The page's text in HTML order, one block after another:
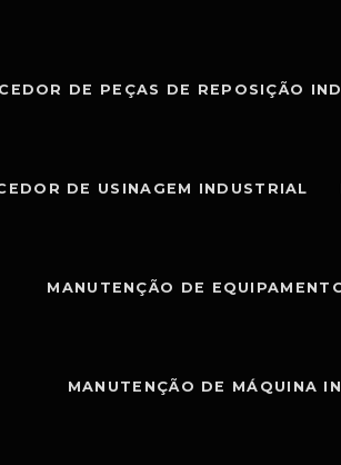
DE PEÇAS DE REPOSIÇÃO
DE USINAGEM INDUSTRIAL
MANUTENÇÃO DE
MANUTENÇÃO DE MÁQUINA